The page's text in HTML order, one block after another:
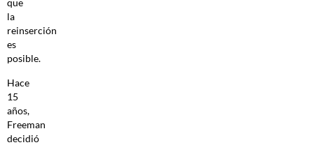
que
la
reinserción
es
posible.
Hace
15
años,
Freeman
decidió